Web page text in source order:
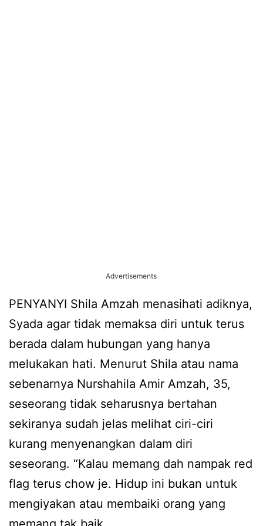
Advertisements
PENYANYI Shila Amzah menasihati adiknya,
Syada agar tidak memaksa diri untuk terus
berada dalam hubungan yang hanya
melukakan hati. Menurut Shila atau nama
sebenarnya Nurshahila Amir Amzah, 35,
seseorang tidak seharusnya bertahan
sekiranya sudah jelas melihat ciri-ciri
kurang menyenangkan dalam diri
seseorang. “Kalau memang dah nampak red
flag terus chow je. Hidup ini bukan untuk
mengiyakan atau membaiki orang yang